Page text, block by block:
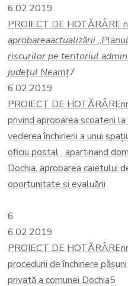
6.02.2019
PROIECT DE HOTĂRÂRE
aprobareaactualizării„
riscurilor pe teritoriul
judeţul Neamţ7
6.02.2019
PROIECT DE HOTĂRÂRE
privind aprobarea scoaterii
vederea închirierii a unui
oficiu postal , apartinand
Dochia, aprobarea caietului
oportunitate și evaluării
6
6.02.2019
PROIECT DE HOTĂRÂRE
procedurii de închiriere
privată a comunei Dochia5